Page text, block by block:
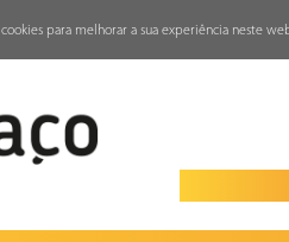
para melhorar a sua experiência neste